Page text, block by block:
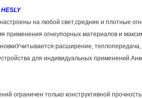
на любой свет,средние и плотные
применения огнеупорных материалов и
расширение,
для индивидуальных
ограничен только конструктивной